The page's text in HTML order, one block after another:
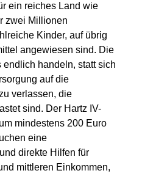
ein reiches Land wie
zwei Millionen
Kinder, auf übrig
angewiesen sind. Die
handeln, statt sich
auf die
verlassen, die
sind. Der Hartz IV-
mindestens 200 Euro
eine
direkte Hilfen für
mittleren Einkommen,